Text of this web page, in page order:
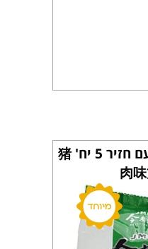
מנה חמה סינית בטעם חזיר 5 יח' 猪
肉